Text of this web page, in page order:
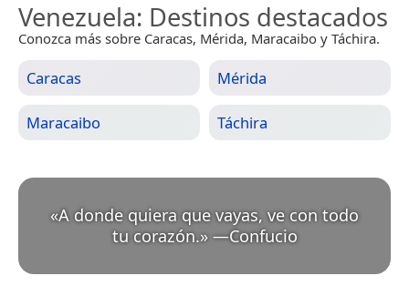
Venezuela: Destinos destacados
Conozca más sobre Caracas, Mérida, Maracaibo y Táchira.
Caracas Mérida
Maracaibo Táchira
«A donde quiera que vayas, ve con todo
tu corazón.» —Confucio